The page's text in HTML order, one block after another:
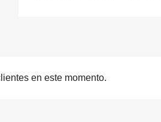
en este momento.